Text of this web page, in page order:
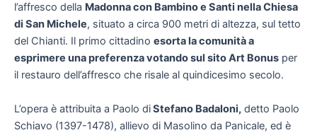
l’affresco della Madonna con Bambino e Santi nella Chiesa
di San Michele, situato a circa 900 metri di altezza, sul tetto
del Chianti. Il primo cittadino esorta la comunità a
esprimere una preferenza votando sul sito Art Bonus per
il restauro dell’affresco che risale al quindicesimo secolo.
L’opera è attribuita a Paolo diStefano Badaloni, detto Paolo
Schiavo (1397-1478), allievo di Masolino da Panicale, ed è